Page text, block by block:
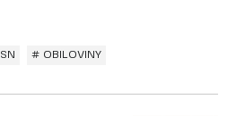
# OBILOVINY